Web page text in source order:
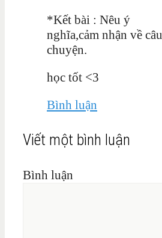
*Kết bài : Nêu ý
nghĩa,cảm nhận về câu
chuyện.
học tốt <3
Bình luận
Viết một bình luận
Bình luận